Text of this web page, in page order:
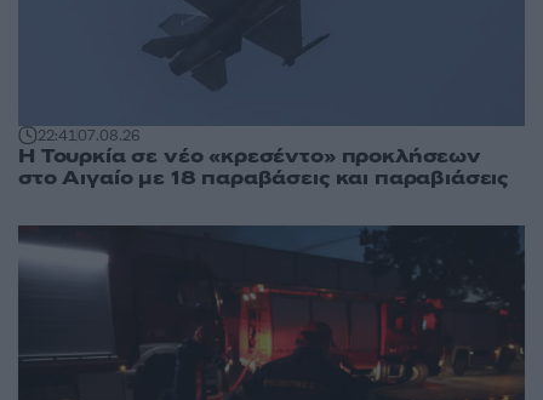
22:4107.08.26
Η Τουρκία σε νέο «κρεσέντο» προκλήσεων
στο Αιγαίο με 18 παραβάσεις και παραβιάσεις